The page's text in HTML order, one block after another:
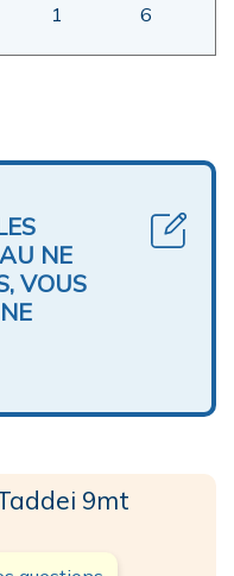
1 6
NE
VOUS
9mt